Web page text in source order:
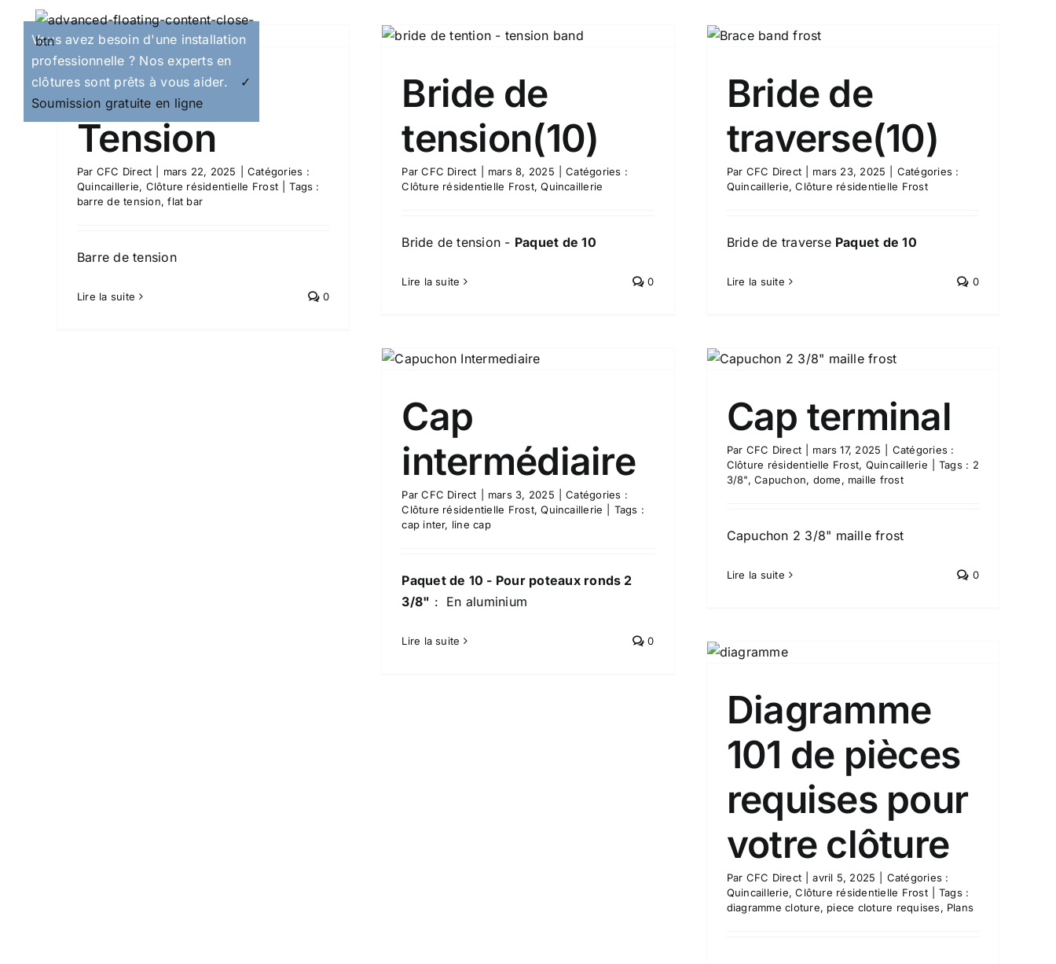
Barre de
Tension
Par CFC Direct mars 22, 2025
Catégories :
Quincaillerie, Clôture résidentielle Frost
Tags :
barre de tension,flat bar
Barre de tension
Lire la suite 0
Bride de tension(10)
Bride de
tension(10)
ParCFC Direct mars 8, 2025
Catégories :
Clôture résidentielle Frost,Quincaillerie
Bride de tension - Paquet de 10
Lire la suite 0
Bride de traverse(10)
Bride de
traverse(10)
Par CFC Direct mars 23, 2025
Catégories :
Quincaillerie,Clôture résidentielle Frost
Bride de traverse Paquet de 10
Lire la suite 0
Cap
intermédiaire
ParCFC Direct mars 3, 2025
Catégories :
Clôture résidentielle Frost,Quincaillerie
Tags :
cap inter, line cap
Paquet de 10 - Pour poteaux ronds 2
3/8" : En aluminium
Lire la suite 0
Cap terminal
Cap terminal
Par CFC Direct mars 17, 2025
Catégories :
Clôture résidentielle Frost, Quincaillerie Tags : 2
3/8",Capuchon, dome, maille frost
Capuchon 2 3/8" maille frost
Lire la suite 0
Diagramme 101 de pièces
Diagramme
101 de pièces
requises pour
votre clôture
Par CFC Direct avril 5, 2025
Catégories :
Quincaillerie,Clôture résidentielle Frost
Tags :
diagramme cloture, piece cloture requises, Plans
Vous avez besoin d'une installation
professionnelle ? Nos experts en
clôtures sont prêts à vous aider.
✓
Soumission gratuite en ligne